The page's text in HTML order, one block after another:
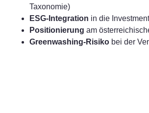
Taxonomie)
ESG-Integration in die
Positionierung am
Greenwashing-Risiko bei der